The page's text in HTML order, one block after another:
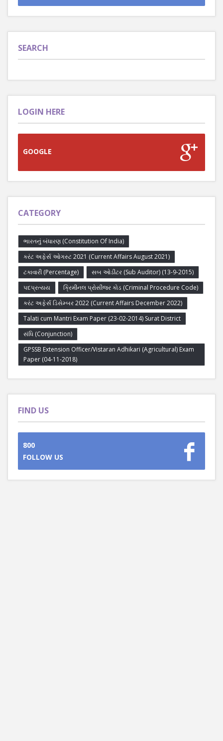
SEARCH
LOGIN HERE
GOOGLE
CATEGORY
ભારતનું બંધારણ (Constitution Of India)
કરંટ અફેર્સ ઓગસ્ટ 2021 (Current Affairs August 2021)
ટકાવારી (Percentage)
સબ ઓડીટર (Sub Auditor) (13-9-2015)
પદપ્રત્યય
ક્રિમીનલ પ્રોસીજર કોડ (Criminal Procedure Code)
કરંટ અફેર્સ ડિસેમ્બર 2022 (Current Affairs December 2022)
Talati cum Mantri Exam Paper (23-02-2014) Surat District
સંધિ (Conjunction)
GPSSB Extension Officer/Vistaran Adhikari (Agricultural) Exam
Paper (04-11-2018)
FIND US
800
FOLLOW US